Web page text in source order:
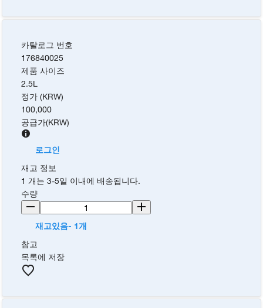
카탈로그 번호
176840025
제품 사이즈
2.5L
정가 (KRW)
100,000
공급가(KRW)
로그인
재고 정보
1 개는 3-5일 이내에 배송됩니다.
수량
재고있음- 1개
참고
목록에 저장